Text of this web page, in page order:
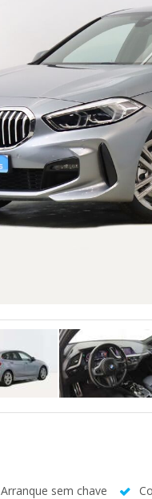
Arranque sem chave